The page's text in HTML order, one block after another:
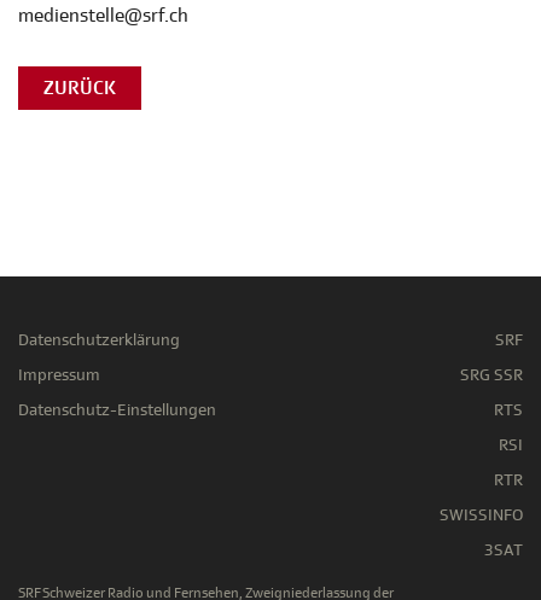
medienstelle@srf.ch
ZURÜCK
Datenschutzerklärung
Impressum
Datenschutz-Einstellungen
SRF
SRG SSR
RTS
RSI
RTR
SWISSINFO
3SAT
SRF Schweizer Radio und Fernsehen, Zweigniederlassung der